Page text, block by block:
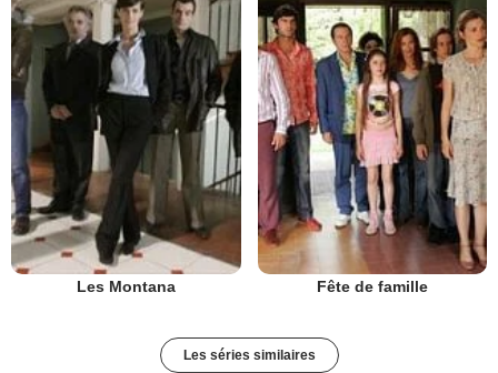
Les Montana Fête de famille
Les séries similaires